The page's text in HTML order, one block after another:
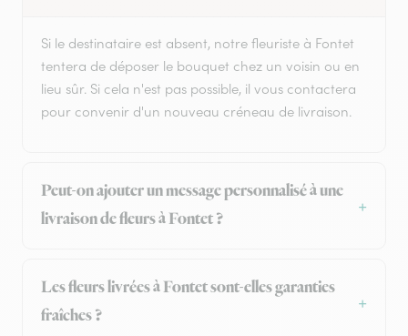
Si le destinataire est absent, notre fleuriste à Fontet
tentera de déposer le bouquet chez un voisin ou en
lieu sûr. Si cela n'est pas possible, il vous contactera
pour convenir d'un nouveau créneau de livraison.
Peut-on ajouter un message personnalisé à une
livraison de fleurs à Fontet ?
Les fleurs livrées à Fontet sont-elles garanties
fraîches ?